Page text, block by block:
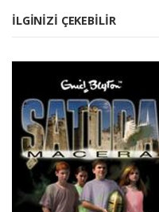
İLGINIZI ÇEKEBILIR